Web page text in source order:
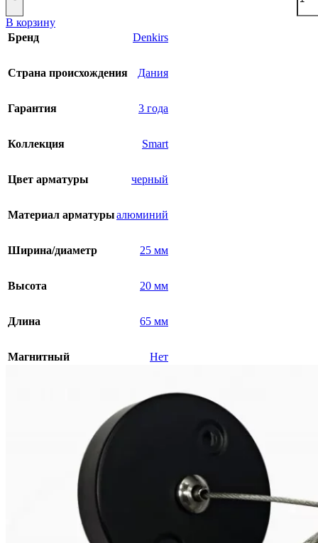
В корзину
Бренд
Denkirs
Страна происхождения Дания
Гарантия 3 года
Коллекция Smart
Цвет арматуры черный
Материал арматурыалюминий
Ширина/диаметр 25 мм
Высота 20 мм
Длина 65 мм
Магнитный Нет